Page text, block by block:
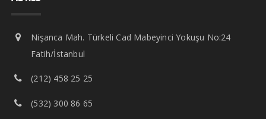
Nişanca Mah. Türkeli Cad Mabeyinci Yokuşu No:24
Fatih/İstanbul
(212) 458 25 25
(532) 300 86 65